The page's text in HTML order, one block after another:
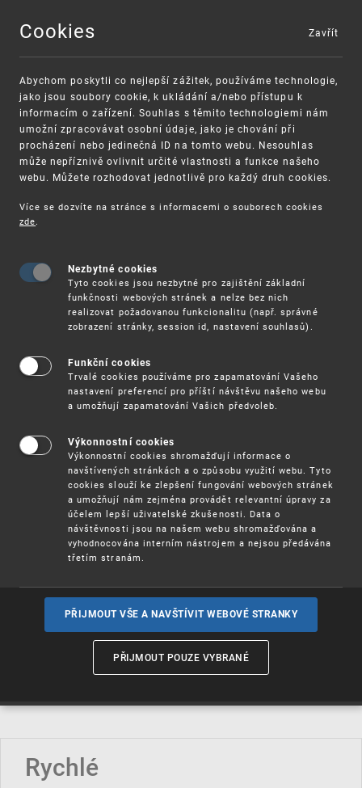
MENU
VAROVÁNÍ
Finanční podpora
Vynálezy / Patenty
Užitnévzory
Ochrannéznámky
Označení původua zeměpisná
Rychlé
Cookies
Abychom poskytli co nejlepší zážitek, používáme technologie,
jako jsou soubory cookie, k ukládání a/nebo přístupu k
informacím o zařízení. Souhlas s těmito technologiemi nám
umožní zpracovávat osobní údaje, jako je chování při
procházení nebo jedinečná ID na tomto webu. Nesouhlas
může nepříznivě ovlivnit určité vlastnosti a funkce našeho
webu. Můžete rozhodovat jednotlivě pro každý druh cookies.
Více se dozvíte na stránce s informacemi o souborech cookies
zde.
Nezbytné cookies
Tyto cookies jsou nezbytné pro zajištění základní
funkčnosti webových stránek a nelze bez nich
realizovat požadovanou funkcionalitu (např. správné
zobrazení stránky, session id, nastavení souhlasů).
Funkční cookies
Trvalé cookies používáme pro zapamatování Vašeho
nastavení preferencí pro příští návštěvu našeho webu
a umožňují zapamatování Vašich předvoleb.
Výkonnostní cookies
Výkonnostní cookies shromažďují informace o
navštívených stránkách a o způsobu využití webu. Tyto
cookies slouží ke zlepšení fungování webových stránek
a umožňují nám zejména provádět relevantní úpravy za
účelem lepší uživatelské zkušenosti. Data o
návštěvnosti jsou na našem webu shromažďována a
vyhodnocována interním nástrojem a nejsou předávána
třetím stranám.
PŘIJMOUT VŠE A NAVŠTÍVIT WEBOVÉ STRANKY
PŘIJMOUT POUZE VYBRANÉ
Zavřít